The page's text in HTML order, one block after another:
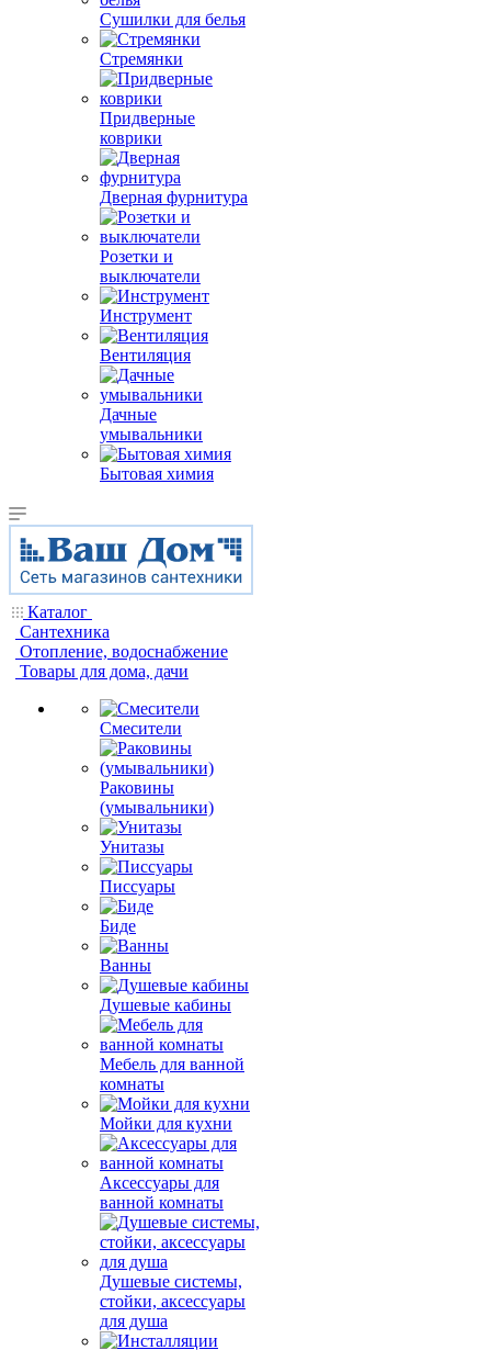
Сушилки для белья
Стремянки
Придверные
коврики
Дверная фурнитура
Розетки и
выключатели
Инструмент
Вентиляция
Дачные
умывальники
Бытовая химия
Каталог
Сантехника
Отопление, водоснабжение
Товары для дома, дачи
Смесители
Раковины
(умывальники)
Унитазы
Писсуары
Биде
Ванны
Душевые кабины
Мебель для ванной
комнаты
Мойки для кухни
Аксессуары для
ванной комнаты
Душевые системы,
стойки, аксессуары
для душа